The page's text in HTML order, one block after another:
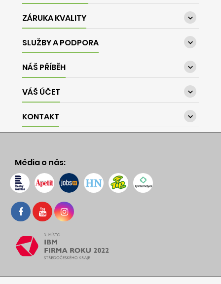
ZÁRUKA KVALITY 
SLUŽBY A PODPORA 
NÁŠ PŘÍBĚH 
VÁŠ ÚČET 
KONTAKT 
Média o nás: